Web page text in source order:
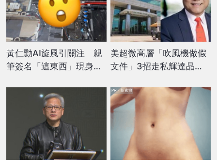
黃仁勳AI旋風引關注 親
筆簽名「這東西」現身鴻
美超微高層「吹風機做假
文件」3招走私輝達晶
中國」完整途徑
PR・新素簡